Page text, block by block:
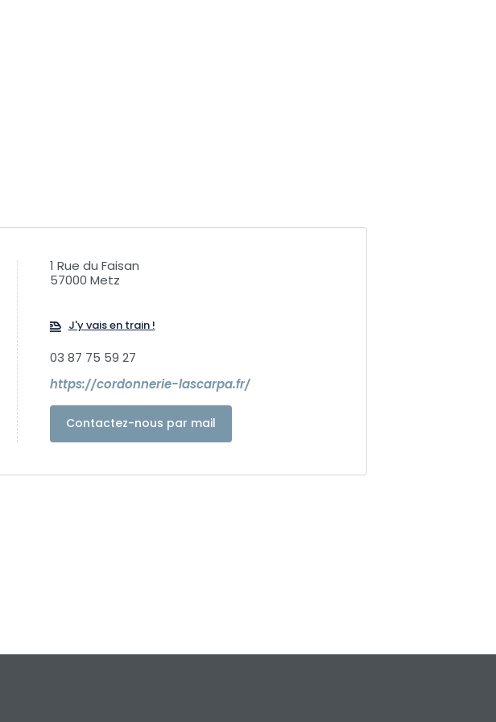
1 Rue du Faisan
57000 Metz
J'y vais en train !
03 87 75 59 27
https://cordonnerie-lascarpa.fr/
Contactez-nous par mail